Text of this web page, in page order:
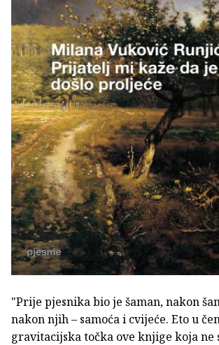
"Prije pjesnika bio je šaman, nakon
nakon njih – samoća i cvijeće. Eto u
gravitacijska točka ove knjige koja ne